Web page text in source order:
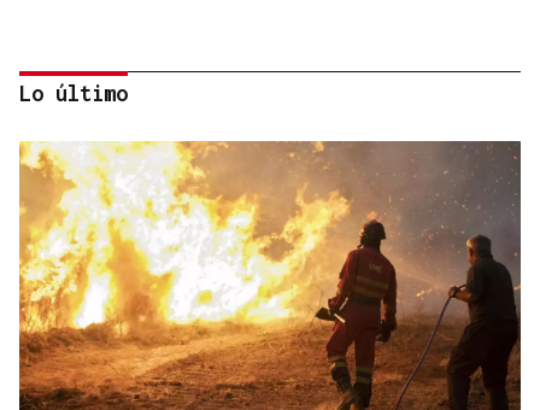
CONTROL DE POBOACIÓN
A Limia, “zona cero” para o censo das aves galegas
Lo último